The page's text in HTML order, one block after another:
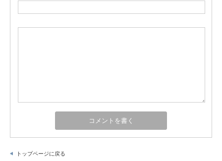
トップページに戻る